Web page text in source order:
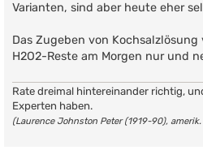
Varianten, sind aber heute eher
Das Zugeben von
H2O2-Reste am Morgen nur und
Rate dreimal hintereinander richtig,
Experten haben.
(Laurence Johnston Peter (1919-90),